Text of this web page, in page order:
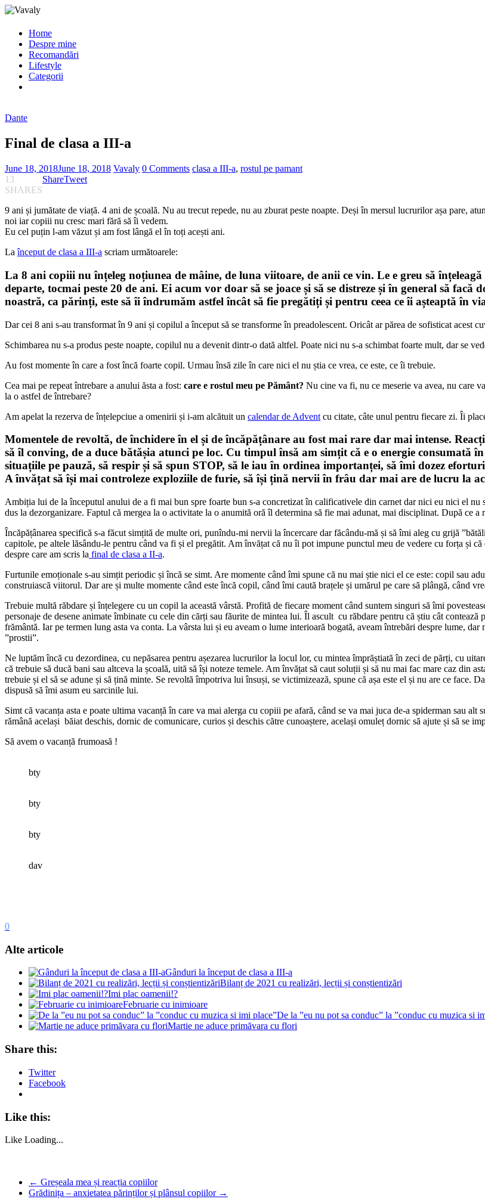
Home
Despre mine
Recomandări
Lifestyle
Categorii
Dante
Final de clasa a III-a
June 18, 2018June 18, 2018 Vavaly 0 Comments clasa a III-a, rostul pe pamant
13
SHARES
ShareTweet
9 ani și jumătate de viață. 4 ani de școală. Nu au trecut repede, nu au zburat peste noapte. Deși în mersul lucrurilor așa pare,
noi iar copiii nu cresc mari fără să îi vedem.
Eu cel puțin l-am văzut și am fost lângă el în toți acești ani.
Laînceput de clasa a III-a scriam următoarele:
La 8 ani copiii nu înțeleg noțiunea de mâine, de luna viitoare, de anii ce vin. Le e greu să înțeleagă
departe, tocmai peste 20 de ani. Ei acum vor doar să se joace și să se distreze și în general să
noastră, ca părinți, este să îi îndrumăm astfel încât să fie pregătiți și pentru ceea ce îi așteaptă în
Dar cei 8 ani s-au transformat în 9 ani și copilul a început să se transforme în preadolescent. Oricât ar părea de sofisticat acest
Schimbarea nu s-a produs peste noapte, copilul nu a devenit dintr-o dată altfel. Poate nici nu s-a schimbat foarte mult, dar se
Au fost momente în care a fost încă foarte copil. Urmau însă zile în care nici el nu știa ce vrea, ce este, ce îi trebuie.
Cea mai pe repeat întrebare a anului ăsta a fost: care e rostul meu pe Pământ? Nu cine va fi, nu ce meserie va avea, nu care
la o astfel de întrebare?
Am apelat la rezerva de înțelepciue a omenirii și i-am alcătuit un calendar de Advent cu citate, câte unul pentru fiecare zi. Îi
Momentele de revoltă, de închidere în el și de încăpățânare au fost mai rare dar mai intense.
să îl conving, de a duce bătășia atunci pe loc. Cu timpul însă am simțit că e o energie consumată
situațiile pe pauză, să respir și să spun STOP, să le iau în ordinea importanței, să îmi dozez
A învățat să își mai controleze exploziile de furie, să își țină nervii în frâu dar mai are de lucru la
Ambiția lui de la începutul anului de a fi mai bun spre foarte bun s-a concretizat în calificativele din carnet dar nici eu nici el nu
dus la dezorganizare. Faptul că mergea la o activitate la o anumită oră îl determina să fie mai adunat, mai disciplinat. După ce
Încăpățânarea specifică s-a făcut simțită de multe ori, punîndu-mi nervii la încercare dar făcându-mă și să îmi aleg cu grijă
capitole, pe altele lăsându-le pentru când va fi și el pregătit. Am învățat că nu îi pot impune punctul meu de vedere cu forța și
despre care am scris la final de clasa a II-a.
Furtunile emoționale s-au simțit periodic și încă se simt. Are momente când îmi spune că nu mai știe nici el ce este: copil sau
construiască viitorul. Dar are și multe momente când este încă copil, când îmi caută brațele și umărul pe care să plângă, când
Trebuie multă răbdare și înțelegere cu un copil la această vârstă. Profită de fiecare moment când suntem singuri să îmi
personaje de desene animate îmbinate cu cele din cărți sau făurite de mintea lui. Îl ascult cu răbdare pentru că știu cât contează
frământă. Iar pe termen lung asta va conta. La vârsta lui și eu aveam o lume interioară bogată, aveam întrebări despre lume,
”prostii”.
Ne luptăm încă cu dezordinea, cu nepăsarea pentru așezarea lucrurilor la locul lor, cu mintea împrăștiată în zeci de părți, cu
că trebuie să ducă bani sau altceva la școală, uită să își noteze temele. Am învățat să caut soluții și să nu mai fac mare caz din
trebuie și el să se adune și să țină minte. Se revoltă împotriva lui însuși, se victimizează, spune că așa este el și nu are ce face.
dispusă să îmi asum eu sarcinile lui.
Simt că vacanța asta e poate ultima vacanță în care va mai alerga cu copiii pe afară, când se va mai juca de-a spiderman sau
rămână același băiat deschis, dornic de comunicare, curios și deschis către cunoaștere, același omuleț dornic să ajute și să se
Să avem o vacanță frumoasă !
bty
bty
bty
dav
0
Alte articole
Gânduri la început de clasa a III-a
Bilanț de 2021 cu realizări, lecții și conștientizări
Imi plac oamenii!?
Februarie cu inimioare
De la ”eu nu pot sa conduc” la ”conduc cu muzica si
Martie ne aduce primăvara cu flori
Share this:
Twitter
Facebook
Like this:
Like Loading...
← Greșeala mea și reacția copiilor
Grădinița – anxietatea părinților și plânsul copiilor →